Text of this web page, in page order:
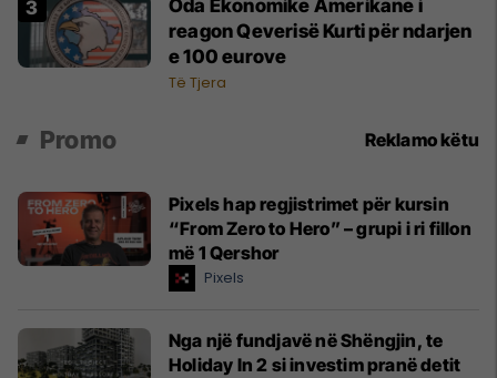
Oda Ekonomike Amerikane i
reagon Qeverisë Kurti për ndarjen
e 100 eurove
Të Tjera
Promo Reklamo këtu
Pixels hap regjistrimet për kursin
“From Zero to Hero” – grupi i ri fillon
më 1 Qershor
Pixels
Nga një fundjavë në Shëngjin, te
Holiday In 2 si investim pranë detit